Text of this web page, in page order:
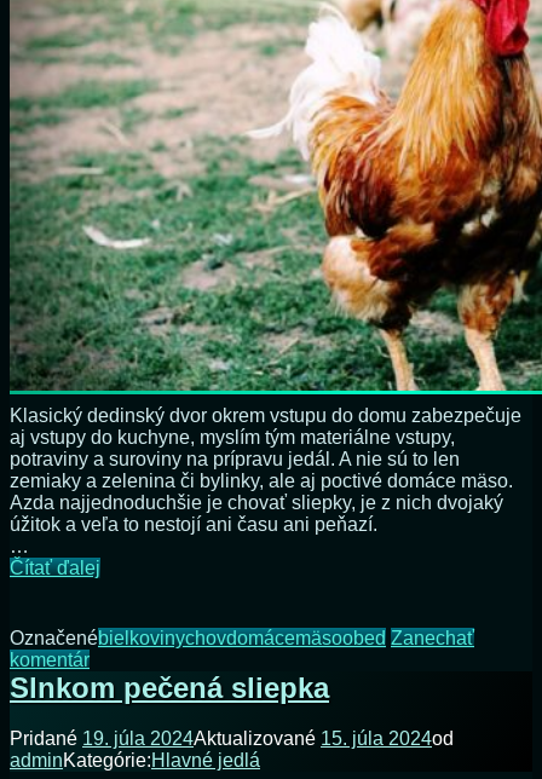
Klasický dedinský dvor okrem vstupu do domu zabezpečuje
aj vstupy do kuchyne, myslím tým materiálne vstupy,
potraviny a suroviny na prípravu jedál. A nie sú to len
zemiaky a zelenina či bylinky, ale aj poctivé domáce mäso.
Azda najjednoduchšie je chovať sliepky, je z nich dvojaký
úžitok a veľa to nestojí ani času ani peňazí.
…
Čítať ďalejOsem
slušná
porcia
kuchyňu
Označenébielkovinychovdomácemäsoobed Zanechať
komentárna
Osem
kohútov
slušná
porcia
Slnkom pečená sliepka
Pridané 19. júla 2024Aktualizované 15. júla 2024od
adminKategórie:Hlavné jedlá